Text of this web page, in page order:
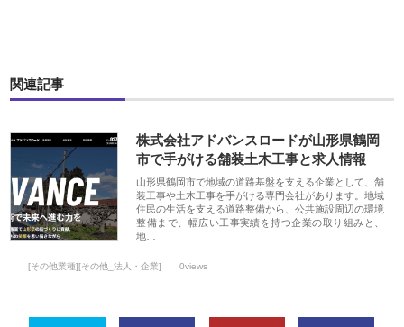
関連記事
株式会社アドバンスロードが山形県鶴岡
市で手がける舗装土木工事と求人情報
山形県鶴岡市で地域の道路基盤を支える企業として、舗
装工事や土木工事を手がける専門会社があります。地域
住民の生活を支える道路整備から、公共施設周辺の環境
整備まで、幅広い工事実績を持つ企業の取り組みと、
地…
[その他業種][その他_法人・企業] 0views